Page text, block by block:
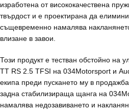
изработена от висококачествена
твърдост и е проектирана да
същевременно намалява
влизане в завои.
Този продукт е тестван обстойно на
TT RS 2.5 TFSI на 034Motorsport и
екипа преди пускането му в
задна стабилизираща щанга на
намалява недозавиването и